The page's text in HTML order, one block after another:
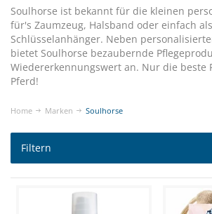
Soulhorse ist bekannt für die kleinen
für's Zaumzeug, Halsband oder einfach als
Schlüsselanhänger. Neben
bietet Soulhorse bezaubernde
Wiedererkennungswert an. Nur die beste
Pferd!
Home Marken Soulhorse
Filtern